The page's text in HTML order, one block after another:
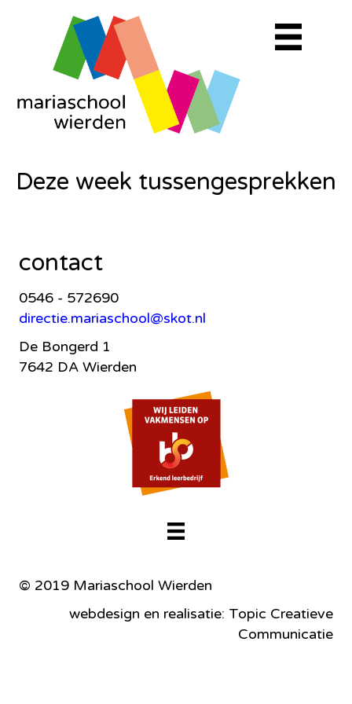
Deze week tussengesprekken
contact
0546 - 572690
directie.mariaschool@skot.nl
De Bongerd 1
7642 DA Wierden
© 2019 Mariaschool Wierden
webdesign en realisatie: Topic Creatieve
Communicatie